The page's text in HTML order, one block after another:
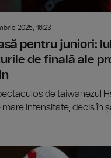
2025, 16:23
pentru juniori:
de finală ale
de taiwanezul
mare intensitate, decis în